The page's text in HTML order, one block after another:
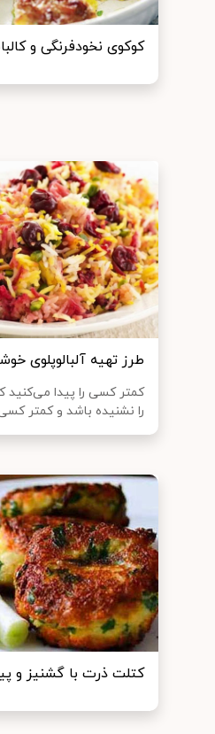
کوکوی نخودفرنگی و
طرز تهیه آلبالوپلوی
كمتر كسی را پیدا می‌كنید
را نشنیده باشد و كمتر
کتلت ذرت با گشنیز و